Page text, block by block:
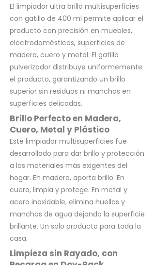
El limpiador ultra brillo multisuperficies
con gatillo de 400 ml permite aplicar el
producto con precisión en muebles,
electrodomésticos, superficies de
madera, cuero y metal. El gatillo
pulverizador distribuye uniformemente
el producto, garantizando un brillo
superior sin residuos ni manchas en
superficies delicadas.
Brillo Perfecto en Madera,
Cuero, Metal y Plástico
Este limpiador multisuperficies fue
desarrollado para dar brillo y protección
a los materiales más exigentes del
hogar. En madera, aporta brillo. En
cuero, limpia y protege. En metal y
acero inoxidable, elimina huellas y
manchas de agua dejando la superficie
brillante. Un solo producto para toda la
casa.
Limpieza sin Rayado, con